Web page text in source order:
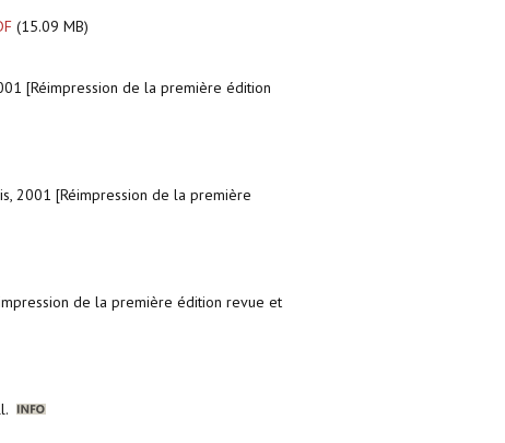
(15.09 MB)
[Réimpression de la première édition
2001 [Réimpression de la première
de la première édition revue et